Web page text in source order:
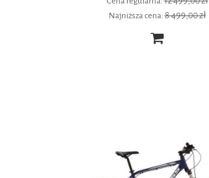
Najniższa cena:8 499,00 zł